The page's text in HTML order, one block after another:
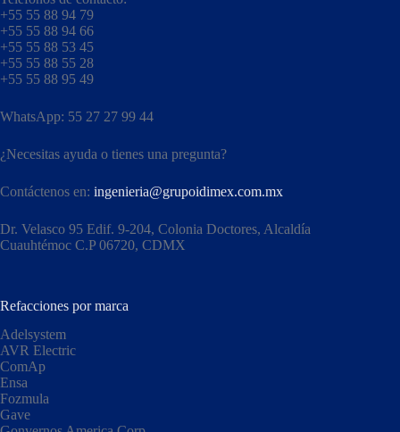
+55 55 88 94 79
+55 55 88 94 66
+55 55 88 53 45
+55 55 88 55 28
+55 55 88 95 49
WhatsApp: 55 27 27 99 44
¿Necesitas ayuda o tienes una pregunta?
Contáctenos en: ingenieria@grupoidimex.com.mx
Dr. Velasco 95 Edif. 9-204, Colonia Doctores, Alcaldía
Cuauhtémoc C.P 06720, CDMX​
Refacciones por marca
Adelsystem
AVR Electric
ComAp
Ensa
Fozmula
Gave